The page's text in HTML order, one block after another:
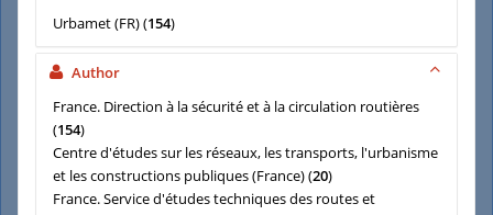
Urbamet (FR)(154)
Author
France. Direction à la sécurité et à la circulation routières
(154)
Centre d'études sur les réseaux, les transports, l'urbanisme
et les constructions publiques (France)(20)
France. Service d'études techniques des routes et